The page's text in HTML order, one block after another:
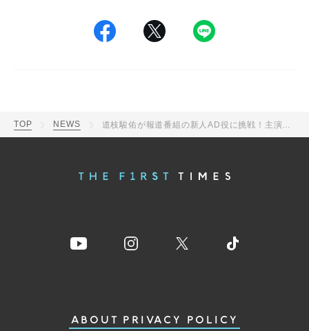
TOP NEWS
ABOUT PRIVACY POLICY